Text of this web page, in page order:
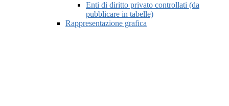
Enti di diritto privato controllati (da
pubblicare in tabelle)
Rappresentazione grafica